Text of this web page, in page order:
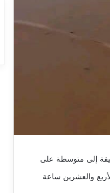
إلى متوسطة على
والعشرين ساعة